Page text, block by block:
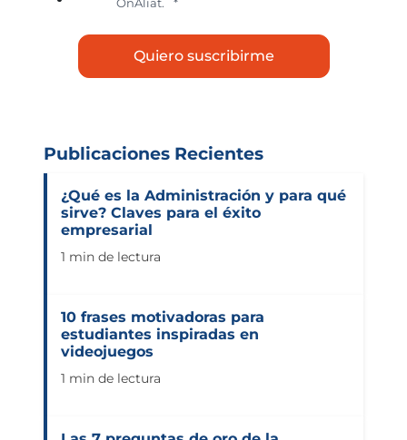
OnAliat.
*
Publicaciones Recientes
¿Qué es la Administración y para qué
sirve? Claves para el éxito
empresarial
1 min de lectura
10 frases motivadoras para
estudiantes inspiradas en
videojuegos
1 min de lectura